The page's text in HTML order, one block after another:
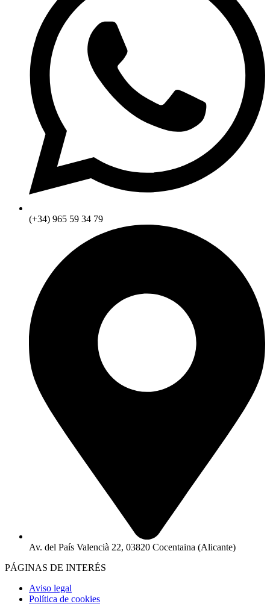
(+34) 965 59 34 79
Av. del País Valencià 22, 03820 Cocentaina (Alicante)
PÁGINAS DE INTERÉS
Aviso legal
Política de cookies